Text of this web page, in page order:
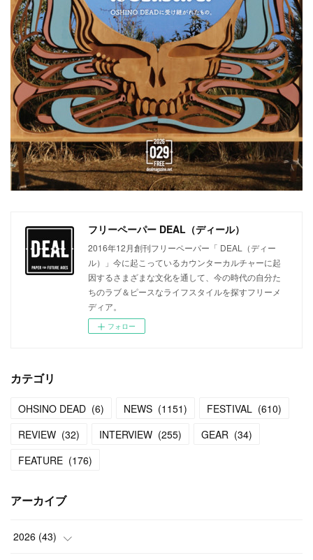
フリーペーパー DEAL（ディール）
2016年12月創刊フリーペーパー「 DEAL（ディー
ル）」今に起こっているカウンターカルチャーに起
因するさまざまな文化を通して、今の時代の自分た
ちのラブ＆ピースなライフスタイルを探すフリーメ
ディア。
フォロー
カテゴリ
OHSINO DEAD (6) NEWS (1151) FESTIVAL (610)
REVIEW (32) INTERVIEW (255) GEAR (34)
FEATURE (176)
アーカイブ
2026 (43)